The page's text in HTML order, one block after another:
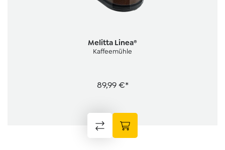
Melitta Linea®
Kaffeemühle
89,99 €*